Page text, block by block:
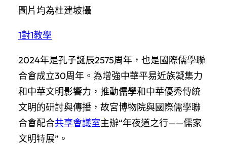
圖片均為杜建坡攝
1對1教學
2024年是孔子誕辰2575周年，也是國際儒學聯
合會成立30周年。為增強中華平易近族凝集力
和中華文明影響力，推動儒學和中華優秀傳統
文明的研討與傳播，故宮博物院與國際儒學聯
合會配合共享會議室主辦“年夜道之行——儒家
文明特展”。